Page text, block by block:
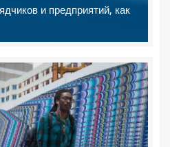
и предприятий, как